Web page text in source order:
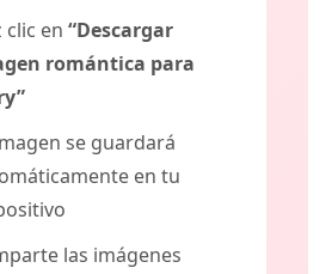
clic en “Descargar
romántica para
se guardará
en tu
las imágenes